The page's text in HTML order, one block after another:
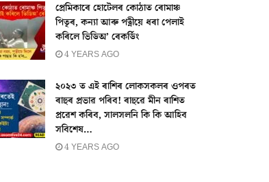
প্ৰেমিকাৰে হোটেলৰ কোঠাত ৰোমাঞ্চ
পিতৃৰ, কন্যা আৰু পত্নীয়ে ধৰা পেলাই
কৰিলে ভিডিঅ’ ৰেকৰ্ডিং
4 YEARS AGO
২০২৩ ত এই ৰাশিৰ লোকসকলৰ ওপৰত
ৰাহুৰ প্ৰভাৱ পৰিব! ৰাহুৱে মীন ৰাশিত
প্ৰৱেশ কৰিব, সালসলনি কি কি আহিব
সবিশেষ…
4 YEARS AGO